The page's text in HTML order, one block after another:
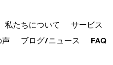
私たちについて サービス
声
ブログ/ニュース FAQ